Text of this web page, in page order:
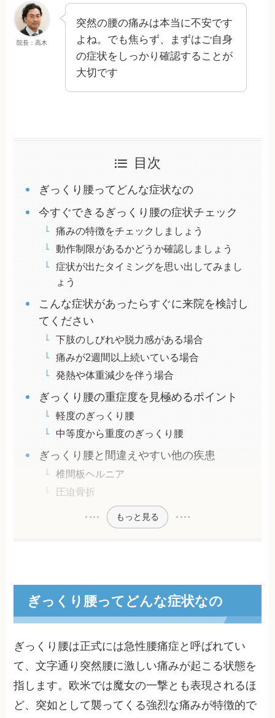
院長：高木
突然の腰の痛みは本当に不安です
よね。でも焦らず、まずはご自身
の症状をしっかり確認することが
大切です
目次
ぎっくり腰ってどんな症状なの
今すぐできるぎっくり腰の症状チェック
痛みの特徴をチェックしましょう
動作制限があるかどうか確認しましょう
症状が出たタイミングを思い出してみまし
ょう
こんな症状があったらすぐに来院を検討し
てください
下肢のしびれや脱力感がある場合
痛みが2週間以上続いている場合
発熱や体重減少を伴う場合
ぎっくり腰の重症度を見極めるポイント
軽度のぎっくり腰
中等度から重度のぎっくり腰
ぎっくり腰と間違えやすい他の疾患
椎間板ヘルニア
圧迫骨折
もっと見る
ぎっくり腰ってどんな症状なの
ぎっくり腰は正式には急性腰痛症と呼ばれてい
て、文字通り突然腰に激しい痛みが起こる状態を
指します。欧米では魔女の一撃とも表現されるほ
ど、突如として襲ってくる強烈な痛みが特徴的で